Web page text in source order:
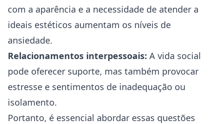
com a aparência e a necessidade de atender a
ideais estéticos aumentam os níveis de
ansiedade.
Relacionamentos interpessoais: A vida social
pode oferecer suporte, mas também provocar
estresse e sentimentos de inadequação ou
isolamento.
Portanto, é essencial abordar essas questões